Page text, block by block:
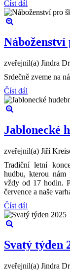
Číst dál
Náboženství
zveřejnil(a) Jindra
Srdečně zveme na
Číst dál
Jablonecké
zveřejnil(a) Jiří
Tradiční letní
hudbu, kterou nám
vždy od 17 hodin.
července a naše
Číst dál
Svatý týden
zveřejnil(a) Jindra